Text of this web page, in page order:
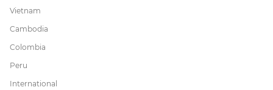
Vietnam
Cambodia
Colombia
Peru
International